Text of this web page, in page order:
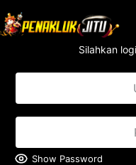
di
Silahkan
Show Password